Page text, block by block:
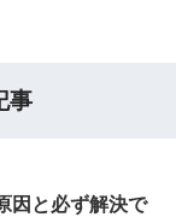
事
因と必ず解決で